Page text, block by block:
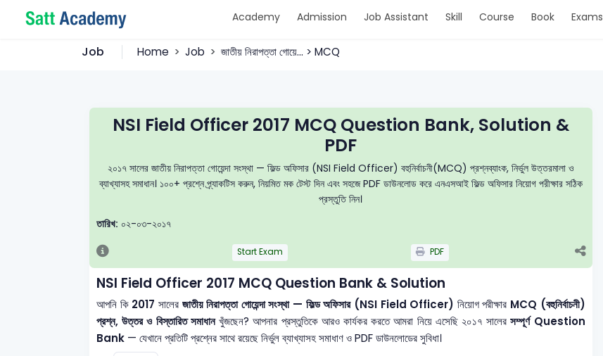
Academy Admission Job Assistant Skill Course Book Exams
Job Home Job জাতীয় নিরাপত্তা গোয়ে... > MCQ
NSI Field Officer 2017 MCQ Question Bank, Solution &
PDF
২০১৭ সালের জাতীয় নিরাপত্তা গোয়েন্দা সংস্থা — ফিল্ড অফিসার (NSI Field Officer) বহুনির্বাচনী(MCQ) প্রশ্নব্যাংক, নির্ভুল উত্তরমালা ও
ব্যাখ্যাসহ সমাধান। ১০০+ প্রশ্নে প্র্যাকটিস করুন, নিয়মিত মক টেস্ট দিন এবং সহজে PDF ডাউনলোড করে এনএসআই ফিল্ড অফিসার নিয়োগ পরীক্ষার সঠিক
প্রস্তুতি নিন।
তারিখ: ০২-০৩-২০১৭
Start Exam PDF
NSI Field Officer 2017 MCQ Question Bank & Solution
আপনি কি 2017 সালের জাতীয় নিরাপত্তা গোয়েন্দা সংস্থা — ফিল্ড অফিসার (NSI Field Officer) নিয়োগ পরীক্ষার MCQ (বহুনির্বাচনী)
প্রশ্ন, উত্তর ও বিস্তারিত সমাধানখুঁজছেন? আপনার প্রস্তুতিকে আরও কার্যকর করতে আমরা নিয়ে এসেছি ২০১৭ সালেরসম্পূর্ণ Question
Bank — যেখানে প্রতিটি প্রশ্নের সাথে রয়েছে নির্ভুল ব্যাখ্যাসহ সমাধাণ ও PDF ডাউনলোডের সুবিধা।